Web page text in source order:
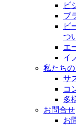
ビ
ブ
ビ
つ
エ
イ
私たち
サ
コ
多
お問合せ
お